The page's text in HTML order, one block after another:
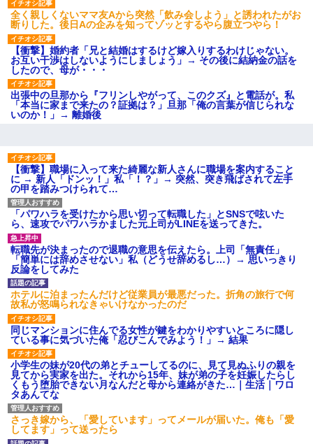
百年の恋12-899 食べた量を
張り合ってくる
【悲報】佐藤輝明・・・２軍
でも盛大にやらかす←あまり悲
しませないでくれ
全く親しくないママ友Aから突然「飲み会しよう」と誘われたがお
断りした。後日Aの企みを知ってゾッとするやら腹立つやら！
【衝撃】婚約者「兄と結婚はするけど嫁入りするわけじゃない。
お互い干渉はしないようにしましょう」→ その後に結納金の話を
したので、母が・・・
出張中の旦那から『フリンしやがって、このクズ』と電話が。私
「本当に家まで来たの？証拠は？」旦那「俺の言葉が信じられな
いのか！」→ 離婚後
【衝撃】職場に入って来た綺麗な新人さんに職場を案内すること
に → 新人「ドンッ！」私「！？」→ 突然、突き飛ばされて左手
の甲を踏みつけられて…
「パワハラを受けたから思い切って転職した」とSNSで呟いた
ら、速攻でパワハラかました元上司がLINEを送ってきた。
転職先が決まったので退職の意思を伝えたら。上司「無責任」
「簡単には辞めさせない」私（どうせ辞めるし…）→ 思いっきり
反論をしてみた
ホテルに泊まったんだけど従業員が最悪だった。折角の旅行で何
故私が怒鳴られなきゃいけなかったのだ
同じマンションに住んでる女性が鍵をわかりやすいところに隠し
ている事に気づいた俺「忍びこんでみよう！」→ 結果
小学生の妹が20代の弟とチューしてるのに、見て見ぬふりの親を
見てから実家を出た。それから15年、妹が弟の子を妊娠したらし
くもう堕胎できない月なんだと母から連絡がきた…｜生活｜ワロ
タあんてな
さっき嫁から、「愛しています」ってメールが届いた。俺も「愛
してます」って送ったら